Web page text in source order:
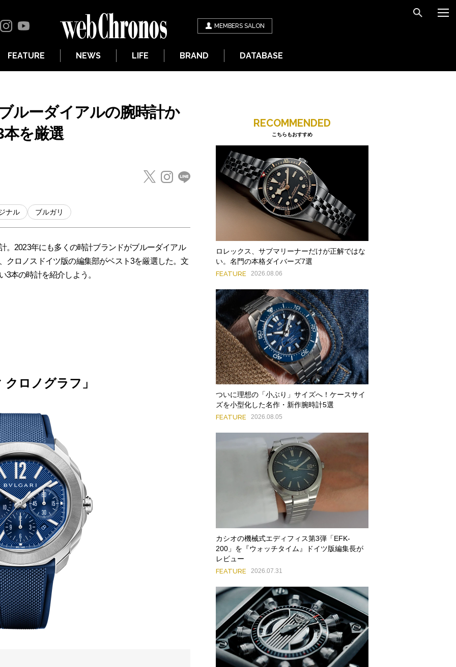
MEMBERS SALON
FEATURE NEWS LIFE BRAND DATABASE
ルーダイアルの腕時計か
を厳選
ナル ブルガリ
。2023年にも多くの時計ブランドがブルーダイアル
クロノスドイツ版の編集部がベスト3を厳選した。文
3本の時計を紹介しよう。
ロノグラフ」
RECOMMENDED
こちらもおすすめ
ロレックス、サブマリーナーだけが正解ではな
い。名門の本格ダイバーズ7選
FEATURE 2026.08.06
ついに理想の「小ぶり」サイズへ！ケースサイ
ズを小型化した名作・新作腕時計5選
FEATURE 2026.08.05
カシオの機械式エディフィス第3弾「EFK-
200」を『ウォッチタイム』ドイツ版編集長が
レビュー
FEATURE 2026.07.31